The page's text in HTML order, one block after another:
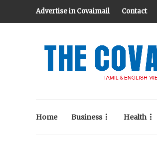
Advertise in Covaimail Contact
Home Business Health